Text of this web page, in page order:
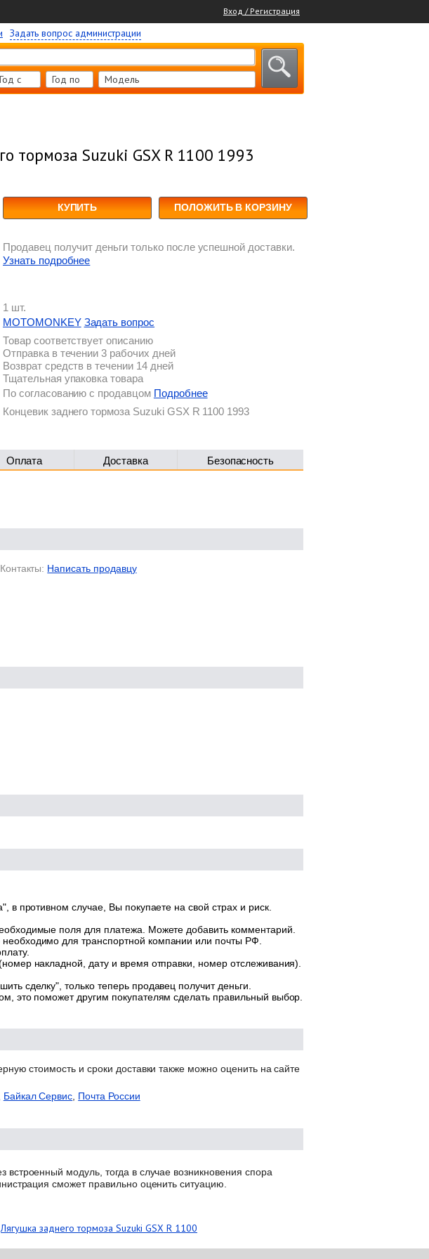
Вход / Регистрация
Задать вопрос администрации
Год c Год по Модель
тормоза Suzuki GSX R 1100 1993
КУПИТЬ ПОЛОЖИТЬ В КОРЗИНУ
Продавец получит деньги только после успешной доставки.
Узнать подробнее
1 шт.
MOTOMONKEY Задать вопрос
Товар соответствует описанию
Отправка в течении 3 рабочих дней
Возврат средств в течении 14 дней
Тщательная упаковка товара
По согласованию с продавцом Подробнее
Концевик заднего тормоза Suzuki GSX R 1100 1993
Оплата Доставка Безопасность
Контакты: Написать продавцу
в противном случае, Вы покупаете на свой страх и риск.
поля для платежа. Можете добавить комментарий.
для транспортной компании или почты РФ.
накладной, дату и время отправки, номер отслеживания).
сделку", только теперь продавец получит деньги.
это поможет другим покупателям сделать правильный выбор.
стоимость и сроки доставки также можно оценить на сайте
Байкал Сервис Почта России
модуль, тогда в случае возникновения спора
сможет правильно оценить ситуацию.
Лягушка заднего тормоза Suzuki GSX R 1100